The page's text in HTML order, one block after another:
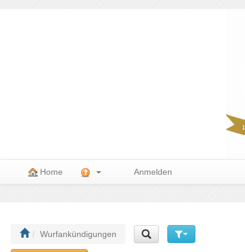
Home Anmelden
Wurfankündigungen